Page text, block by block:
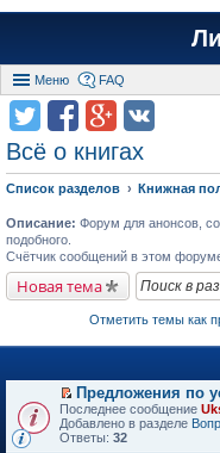
Меню FAQ
Всё о книгах
Список разделов Книжная
Описание: Форум для анонсов,
подобного.
Счётчик сообщений в этом
Новая тема
Отметить темы как
П
е
р
Предложения по
Последнее сообщение
Добавлено в разделе
Ответы: 32